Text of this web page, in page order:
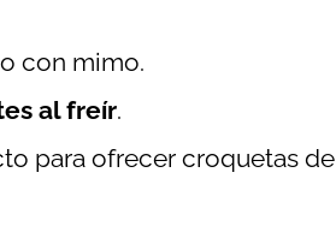
con mimo.
al freír.
para ofrecer croquetas de